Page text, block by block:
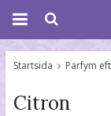
Startsida Parfym
Citron